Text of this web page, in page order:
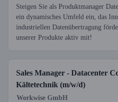
Steigen Sie als Produktmanager
ein dynamisches Umfeld ein, das
industriellen Datenübertragung
unserer Produkte aktiv mit!
Sales Manager - Datacenter
Kältetechnik (m/w/d)
Workwise GmbH